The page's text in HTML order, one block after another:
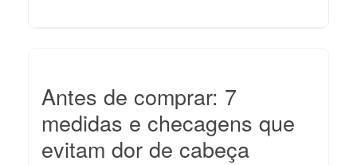
Antes de comprar: 7
medidas e checagens que
evitam dor de cabeça